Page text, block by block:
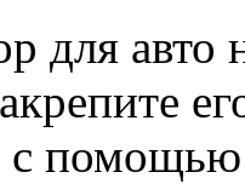
для авто
с